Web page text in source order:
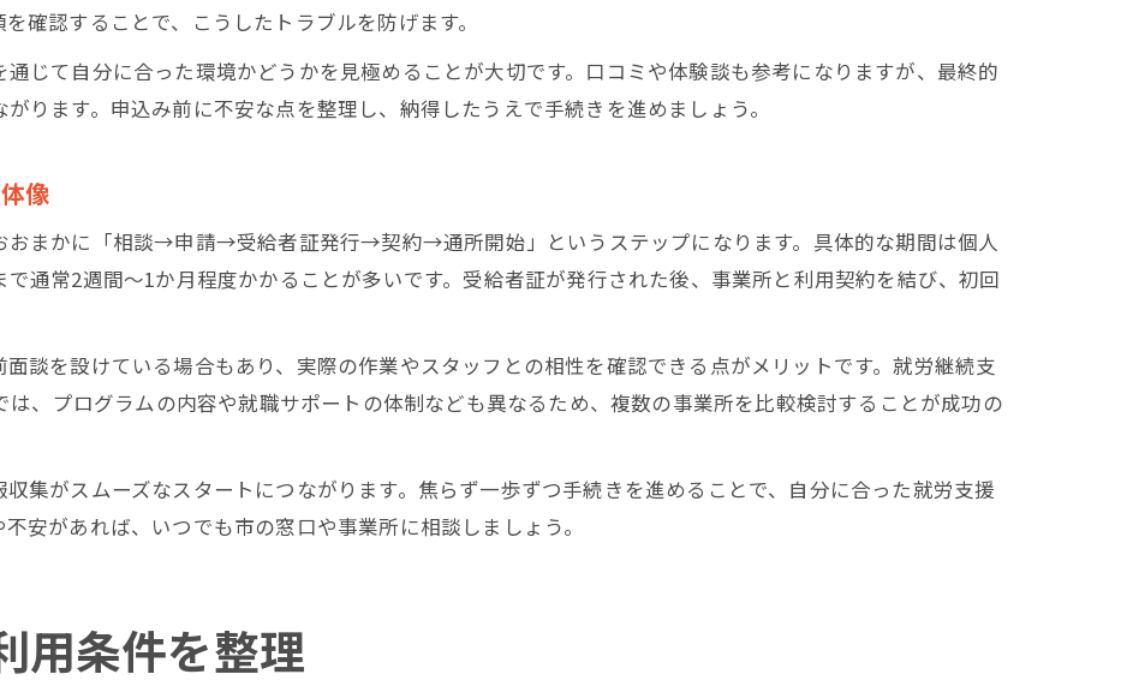
確認することで、こうしたトラブルを防げます。
じて自分に合った環境かどうかを見極めることが大切です。口コミや体験談も参考になりますが、最終的
ります。申込み前に不安な点を整理し、納得したうえで手続きを進めましょう。
像
おまかに「相談→申請→受給者証発行→契約→通所開始」というステップになります。具体的な期間は個人
通常2週間～1か月程度かかることが多いです。受給者証が発行された後、事業所と利用契約を結び、初回
談を設けている場合もあり、実際の作業やスタッフとの相性を確認できる点がメリットです。就労継続支
、プログラムの内容や就職サポートの体制なども異なるため、複数の事業所を比較検討することが成功の
集がスムーズなスタートにつながります。焦らず一歩ずつ手続きを進めることで、自分に合った就労支援
安があれば、いつでも市の窓口や事業所に相談しましょう。
用条件を整理